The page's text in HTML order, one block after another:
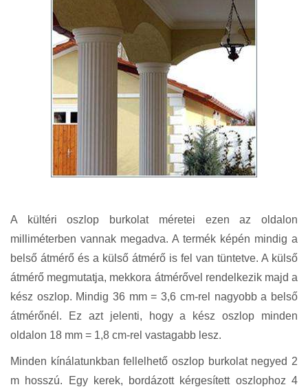
A kültéri oszlop burkolat méretei ezen az oldalon
milliméterben vannak megadva. A termék képén mindig a
belső átmérő és a külső átmérő is fel van tüntetve. A külső
átmérő megmutatja, mekkora átmérővel rendelkezik majd a
kész oszlop. Mindig 36 mm = 3,6 cm-rel nagyobb a belső
átmérőnél. Ez azt jelenti, hogy a kész oszlop minden
oldalon 18 mm = 1,8 cm-rel vastagabb lesz.
Minden kínálatunkban fellelhető oszlop burkolat negyed 2
m hosszú. Egy kerek, bordázott kérgesített oszlophoz 4